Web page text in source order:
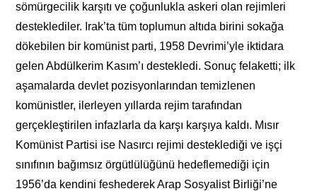
sömürgecilik karşıtı ve çoğunlukla askeri olan rejimleri
desteklediler. Irak’ta tüm toplumun altıda birini sokağa
dökebilen bir komünist parti, 1958 Devrimi’yle iktidara
gelen Abdülkerim Kasım’ı destekledi. Sonuç felaketti; ilk
aşamalarda devlet pozisyonlarından temizlenen
komünistler, ilerleyen yıllarda rejim tarafından
gerçekleştirilen infazlarla da karşı karşıya kaldı. Mısır
Komünist Partisi ise Nasırcı rejimi desteklediği ve işçi
sınıfının bağımsız örgütlülüğünü hedeflemediği için
1956’da kendini feshederek Arap Sosyalist Birliği’ne